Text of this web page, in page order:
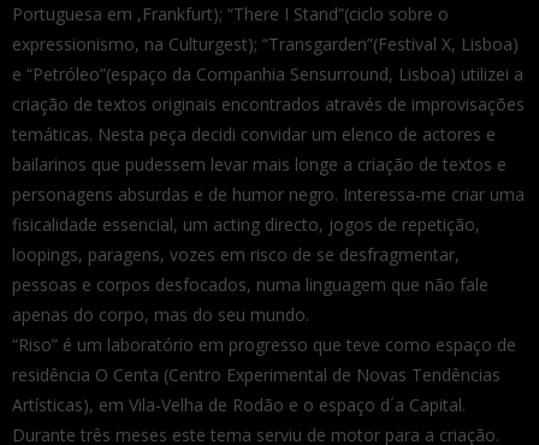
Portuguesa em ,Frankfurt); “There I Stand”(ciclo sobre o
expressionismo, na Culturgest); “Transgarden”(Festival X, Lisboa)
e “Petróleo”(espaço da Companhia Sensurround, Lisboa) utilizei a
criação de textos originais encontrados através de improvisações
temáticas. Nesta peça decidi convidar um elenco de actores e
bailarinos que pudessem levar mais longe a criação de textos e
personagens absurdas e de humor negro. Interessa-me criar uma
fisicalidade essencial, um acting directo, jogos de repetição,
loopings, paragens, vozes em risco de se desfragmentar,
pessoas e corpos desfocados, numa linguagem que não fale
apenas do corpo, mas do seu mundo.
“Riso” é um laboratório em progresso que teve como espaço de
residência O Centa (Centro Experimental de Novas Tendências
Artísticas), em Vila-Velha de Rodão e o espaço d´a Capital.
Durante três meses este tema serviu de motor para a criação.